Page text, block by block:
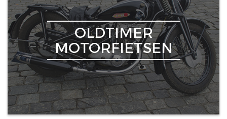
OLDTIMER
MOTORFIETSEN